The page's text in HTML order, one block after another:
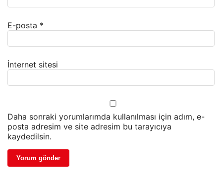
E-posta *
İnternet sitesi
Daha sonraki yorumlarımda kullanılması için adım, e-
posta adresim ve site adresim bu tarayıcıya
kaydedilsin.